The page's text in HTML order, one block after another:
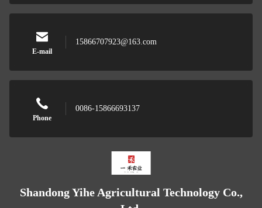
E-mail
15866707923@163.com
Phone
0086-15866693137
Shandong Yihe Agricultural Technology Co.,